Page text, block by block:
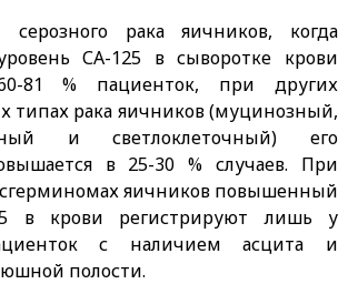
рака яичников, когда
СА-125 в сыворотке крови
81 % пациенток, при других
типах рака яичников (муцинозный,
и светлоклеточный) его
в 25-30 % случаев. При
яичников повышенный
в крови регистрируют лишь у
с наличием асцита и
полости.